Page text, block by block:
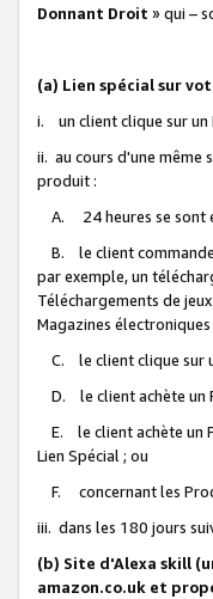
Donnant Droit » qui –
(a) Lien spécial sur
i. un client clique sur un
ii. au cours d'une même
produit :
A. 24 heures se sont
B. le client commande
par exemple, un
Téléchargements de
Magazines
C. le client clique sur
D. le client achète un
E. le client achète un
Lien Spécial ; ou
F. concernant les
iii. dans les 180 jours
(b) Site d'Alexa skill
amazon.co.uk et